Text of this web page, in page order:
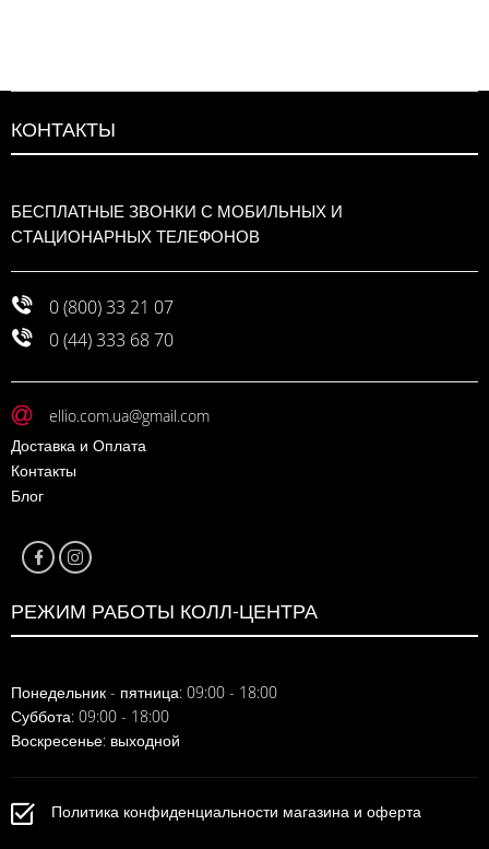
КОНТАКТЫ
БЕСПЛАТНЫЕ ЗВОНКИ С МОБИЛЬНЫХ И
СТАЦИОНАРНЫХ ТЕЛЕФОНОВ
0 (800) 33 21 07
0 (44) 333 68 70
ellio.com.ua@gmail.com
Доставка и Оплата
Контакты
Блог
РЕЖИМ РАБОТЫ КОЛЛ-ЦЕНТРА
Понедельник - пятница: 09:00 - 18:00
Суббота: 09:00 - 18:00
Воскресенье: выходной
Политика конфиденциальности магазина и оферта